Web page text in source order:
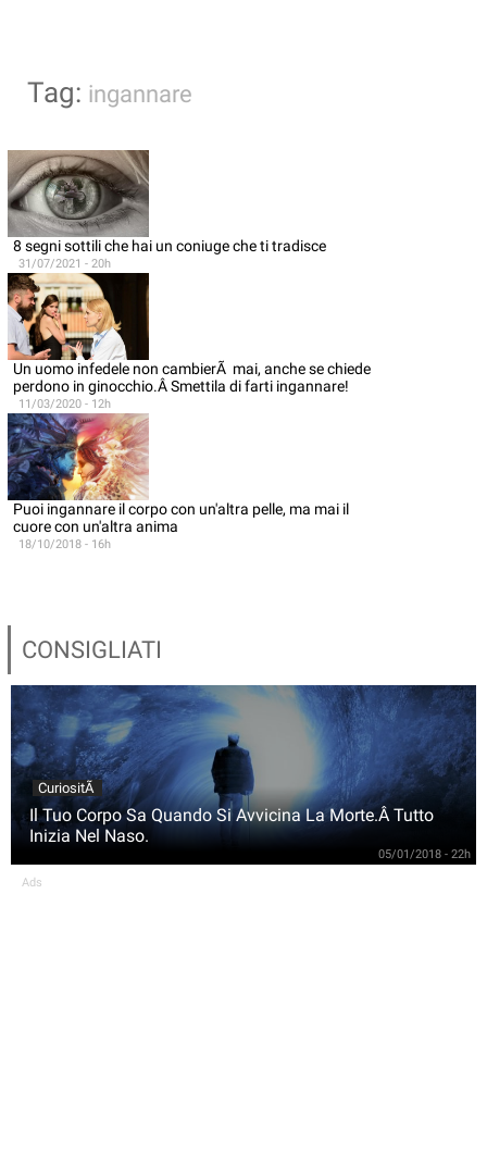
Tag: ingannare
8 segni sottili che hai un coniuge che ti tradisce
31/07/2021 - 20h
Un uomo infedele non cambierÃ mai, anche se chiede
perdono in ginocchio.Â Smettila di farti ingannare!
11/03/2020 - 12h
Puoi ingannare il corpo con un'altra pelle, ma mai il
cuore con un'altra anima
18/10/2018 - 16h
CONSIGLIATI
CuriositÃ
Il Tuo Corpo Sa Quando Si Avvicina La Morte.Â Tutto
Inizia Nel Naso.
05/01/2018 - 22h
Ads